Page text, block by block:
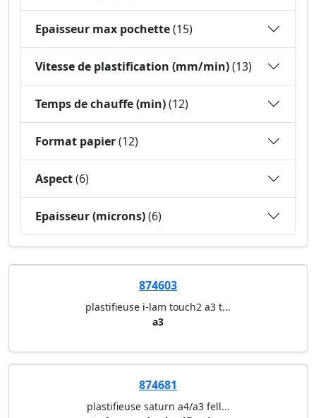
Epaisseur max pochette(15)
Vitesse de plastification (mm/min)(13)
Temps de chauffe (min)(12)
Format papier(12)
Aspect(6)
Epaisseur (microns)(6)
874603
plastifieuse i-lam touch2 a3 t...